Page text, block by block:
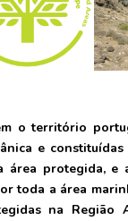
o território
e
área protegida, e
toda a área
na Região